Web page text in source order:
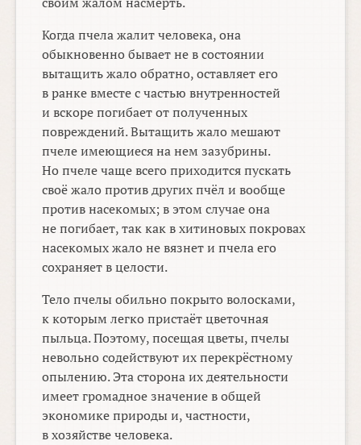
Когда пчела жалит человека, она
обыкновенно бывает не в состоянии
вытащить жало обратно, оставляет его
в ранке вместе с частью внутренностей
и вскоре погибает от полученных
повреждений. Вытащить жало мешают
пчеле имеющиеся на нем зазубрины.
Но пчеле чаще всего приходится пускать
своё жало против других пчёл и вообще
против насекомых; в этом случае она
не погибает, так как в хитиновых покровах
насекомых жало не вязнет и пчела его
сохраняет в целости.
Тело пчелы обильно покрыто волосками,
к которым легко пристаёт цветочная
пыльца. Поэтому, посещая цветы, пчелы
невольно содействуют их перекрёстному
опылению. Эта сторона их деятельности
имеет громадное значение в общей
экономике природы и, частности,
в хозяйстве человека.